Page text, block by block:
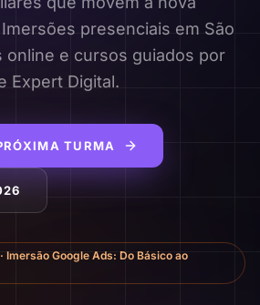
presenciais em São
online e cursos guiados por
Expert Digital.
TURMA
· Imersão Google Ads: Do Básico ao